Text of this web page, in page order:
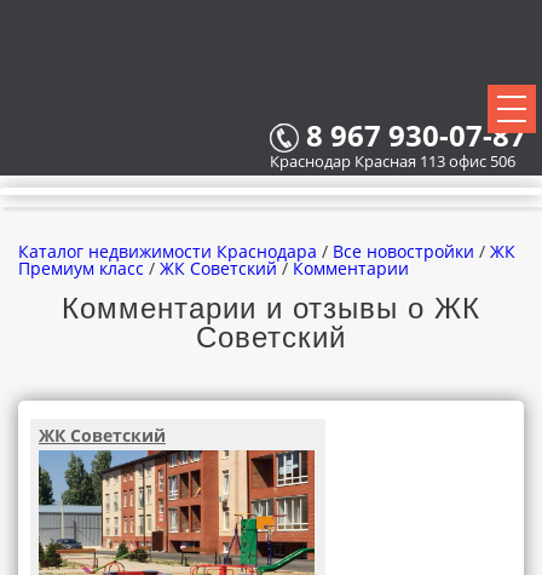
8 967 930-07-87
Краснодар Красная 113 офис 506
ВСЕ НОВОСТРОЙКИ
КАРТА НОВОСТРОЕК
ВСЕ КОТТЕДЖНЫЕ ПОСЕЛКИ
Каталог недвижимости Краснодара / Все новостройки / ЖК
Премиум класс / ЖК Советский / Комментарии
Комментарии и отзывы о ЖК
Советский
ЖК Советский